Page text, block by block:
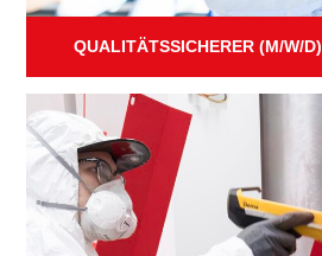
QUALITÄTSSICHERER (M/W/D)